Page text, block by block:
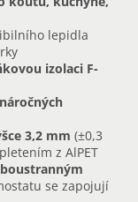
lepidla
izolaci F-
3,2 mm (±0,3
z AlPET
se zapojují